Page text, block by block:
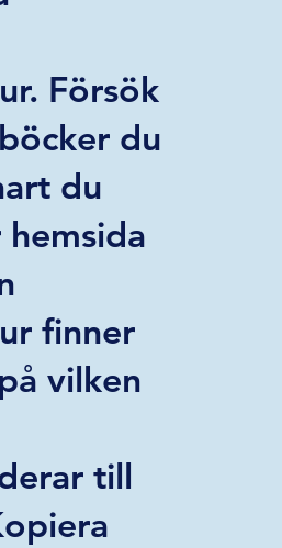
Försök
du
du
hemsida
finner
vilken
till